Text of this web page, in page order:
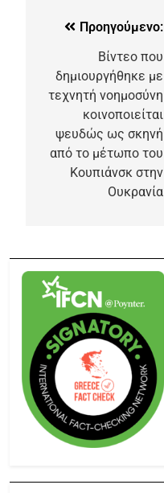
Προηγούμενο:
Βίντεο που
δημιουργήθηκε με
τεχνητή νοημοσύνη
κοινοποιείται
ψευδώς ως σκηνή
από το μέτωπο του
Κουπιάνσκ στην
Ουκρανία